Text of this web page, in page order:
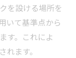
を設ける場所を
いて基準点から
す。これによ
ます。